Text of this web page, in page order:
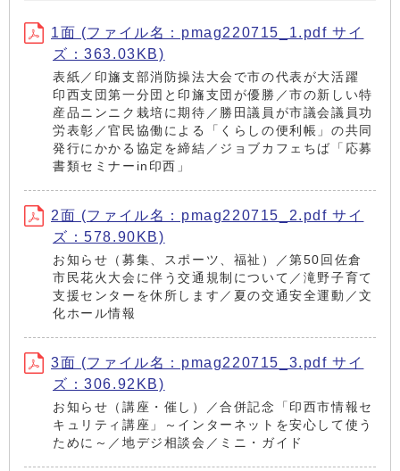
1面 (ファイル名：pmag220715_1.pdf サイ
ズ：363.03KB)
表紙／印旛支部消防操法大会で市の代表が大活躍
印西支団第一分団と印旛支団が優勝／市の新しい特
産品ニンニク栽培に期待／勝田議員が市議会議員功
労表彰／官民協働による「くらしの便利帳」の共同
発行にかかる協定を締結／ジョブカフェちば「応募
書類セミナーin印西」
2面 (ファイル名：pmag220715_2.pdf サイ
ズ：578.90KB)
お知らせ（募集、スポーツ、福祉）／第50回佐倉
市民花火大会に伴う交通規制について／滝野子育て
支援センターを休所します／夏の交通安全運動／文
化ホール情報
3面 (ファイル名：pmag220715_3.pdf サイ
ズ：306.92KB)
お知らせ（講座・催し）／合併記念「印西市情報セ
キュリティ講座」～インターネットを安心して使う
ために～／地デジ相談会／ミニ・ガイド